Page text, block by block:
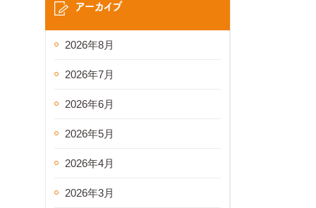
アーカイブ
2026年8月
2026年7月
2026年6月
2026年5月
2026年4月
2026年3月